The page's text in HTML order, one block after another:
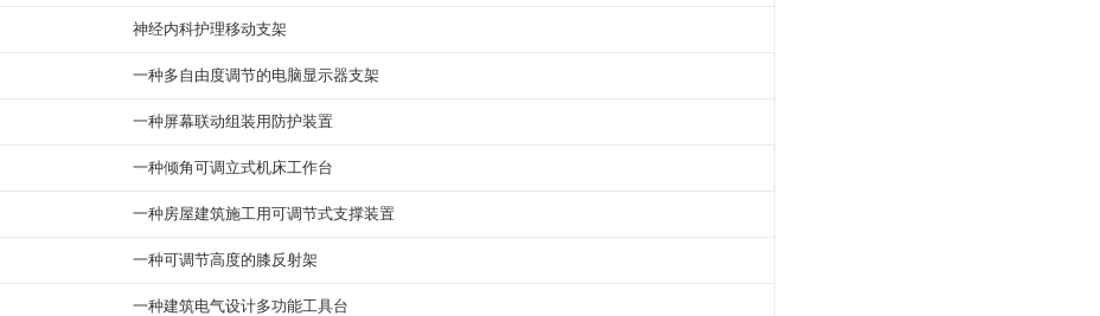
神经内科护理移动支架
一种多自由度调节的电脑显示器支架
一种屏幕联动组装用防护装置
一种倾角可调立式机床工作台
一种房屋建筑施工用可调节式支撑装置
一种可调节高度的膝反射架
一种建筑电气设计多功能工具台